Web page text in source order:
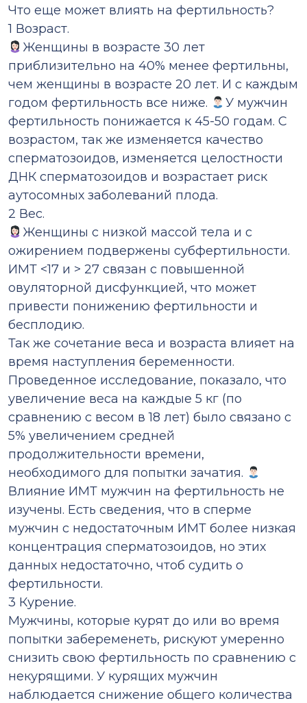
Что еще может влиять на фертильность?
1 Возраст.
Женщины в возрасте 30 лет
приблизительно на 40% менее фертильны,
чем женщины в возрасте 20 лет. И с каждым
годом фертильность все ниже.
У мужчин
фертильность понижается к 45-50 годам. С
возрастом, так же изменяется качество
сперматозоидов, изменяется целостности
ДНК сперматозоидов и возрастает риск
аутосомных заболеваний плода.
2 Вес.
Женщины с низкой массой тела и с
ожирением подвержены субфертильности.
ИМТ <17 и > 27 связан с повышенной
овуляторной дисфункцией, что может
привести понижению фертильности и
бесплодию.
Так же сочетание веса и возраста влияет на
время наступления беременности.
Проведенное исследование, показало, что
увеличение веса на каждые 5 кг (по
сравнению с весом в 18 лет) было связано с
5% увеличением средней
продолжительности времени,
необходимого для попытки зачатия.
Влияние ИМТ мужчин на фертильность не
изучены. Есть сведения, что в сперме
мужчин с недостаточным ИМТ более низкая
концентрация сперматозоидов, но этих
данных недостаточно, чтоб судить о
фертильности.
3 Курение.
Мужчины, которые курят до или во время
попытки забеременеть, рискуют умеренно
снизить свою фертильность по сравнению с
некурящими. У курящих мужчин
наблюдается снижение общего количества